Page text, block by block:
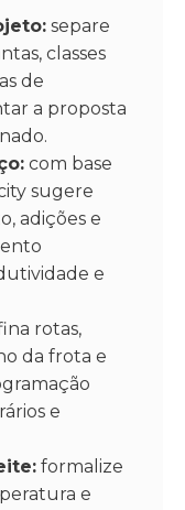
separe
classes
de
a proposta
com base
sugere
adições e
e
rotas,
da frota e
e
formalize
e